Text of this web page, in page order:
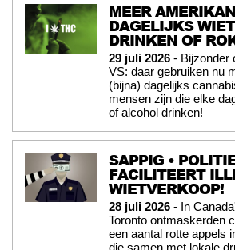
MEER
DAGELIJKS
DRINKEN OF
29 juli 2026 - Bijzonder
VS: daar gebruiken nu
(bijna) dagelijks
mensen zijn die elke
of alcohol drinken!
SAPPIG •
FACILITEERT
WIETVERKOOP!
28 juli 2026 - In
Toronto ontmaskerden
een aantal rotte appels